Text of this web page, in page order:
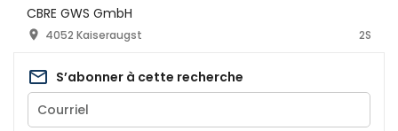
CBRE GWS GmbH
4052 Kaiseraugst 2S
S’abonner à cette recherche